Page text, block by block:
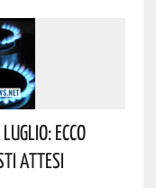
Ecco
Attesi